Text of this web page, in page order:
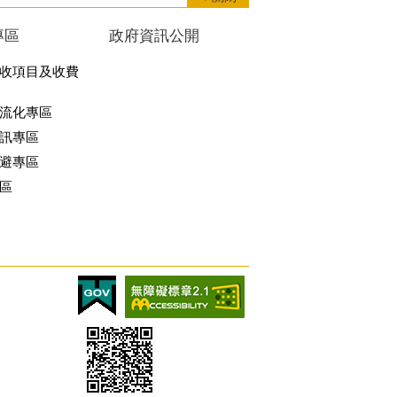
區
項目及收費
化專區
專區
專區
政府資訊公開